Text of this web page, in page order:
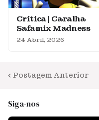
Crítica | Caralha
Safamix Madness
24 Abril, 2026
Postagem Anterior
Siga-nos